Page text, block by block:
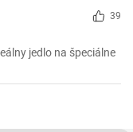
39
jedlo na špeciálne